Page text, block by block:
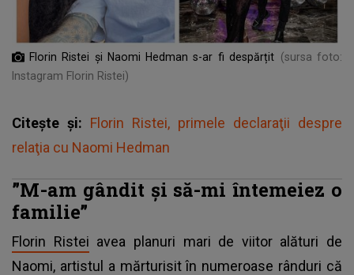
Florin Ristei și Naomi Hedman s-ar fi despărțit (sursa foto:
Instagram Florin Ristei)
Citește și: Florin Ristei, primele declaraţii despre
relaţia cu Naomi Hedman
”M-am gândit şi să-mi întemeiez o
familie”
Florin Ristei avea planuri mari de viitor alături de
Naomi, artistul a mărturisit în numeroase rânduri că